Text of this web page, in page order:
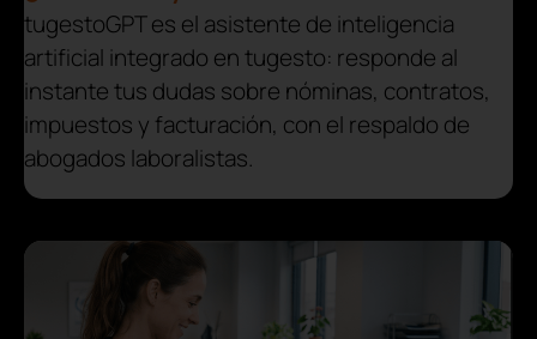
tugestoGPT es el asistente de inteligencia
artificial integrado en tugesto: responde al
instante tus dudas sobre nóminas, contratos,
impuestos y facturación, con el respaldo de
abogados laboralistas.